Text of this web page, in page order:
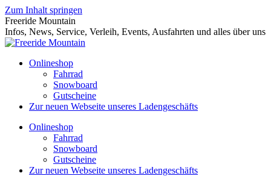
Zum Inhalt springen
Freeride Mountain
Infos, News, Service, Verleih, Events, Ausfahrten und alles über uns
Onlineshop
Fahrrad
Snowboard
Gutscheine
Zur neuen Webseite unseres Ladengeschäfts
Onlineshop
Fahrrad
Snowboard
Gutscheine
Zur neuen Webseite unseres Ladengeschäfts